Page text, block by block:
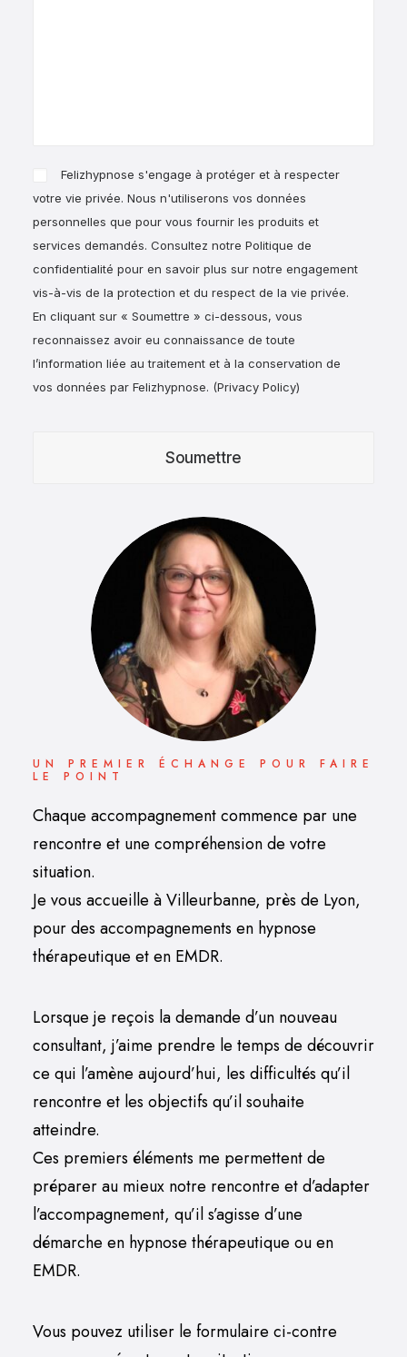
UN PREMIER ÉCHANGE POUR FAIRE
LE POINT
Chaque accompagnement commence par une
rencontre et une compréhension de votre
situation.
Je vous accueille à Villeurbanne, près de Lyon,
pour des accompagnements en hypnose
thérapeutique et en EMDR.
Lorsque je reçois la demande d’un nouveau
consultant, j’aime prendre le temps de découvrir
ce qui l’amène aujourd’hui, les difficultés qu’il
rencontre et les objectifs qu’il souhaite
atteindre.
Ces premiers éléments me permettent de
préparer au mieux notre rencontre et d’adapter
l’accompagnement, qu’il s’agisse d’une
démarche en hypnose thérapeutique ou en
EMDR.
Vous pouvez utiliser le formulaire ci-contre
Felizhypnose s'engage à protéger et à respecter
votre vie privée. Nous n'utiliserons vos données
personnelles que pour vous fournir les produits et
services demandés. Consultez notre Politique de
confidentialité pour en savoir plus sur notre engagement
vis-à-vis de la protection et du respect de la vie privée.
En cliquant sur « Soumettre » ci-dessous, vous
reconnaissez avoir eu connaissance de toute
l’information liée au traitement et à la conservation de
vos données par Felizhypnose. (Privacy Policy)